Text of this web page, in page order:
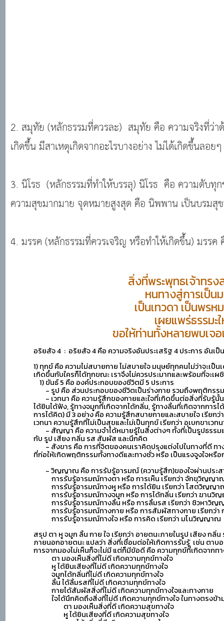
2. สมุทัย (หลักธรรมที่ควรละ) สมุทัย คือ ความจริงที่ว่
เกิดขึ้น มีสาเหตุเกิดจากอะไรบางอย่าง ไม่ได้เกิดขึ้นลอ
3. นิโรธ (หลักธรรมที่ทำให้บรรลุ) นิโรธ คือ ความดับ
ความสุขมากมาย จุดหมายสูงสุด คือ นิพพาน เป็นบรมสุ
4. มรรค (หลักธรรมที่ควรเจริญ หรือทำให้เกิดขึ้น) มร